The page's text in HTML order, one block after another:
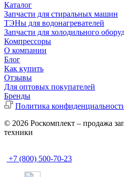
Каталог
Запчасти для стиральных машин
ТЭНы для водонагревателей
Запчасти для холодильного
Компрессоры
О компании
Блог
Как купить
Отзывы
Для оптовых покупателей
Бренды
Политика
© 2026 Роскомплект – продажа
техники
+7 (800) 500-70-23